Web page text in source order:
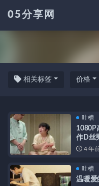
05分享网
相关标签 价格
吐槽
1080P
作D丝
4 年
吐槽
温暖爱